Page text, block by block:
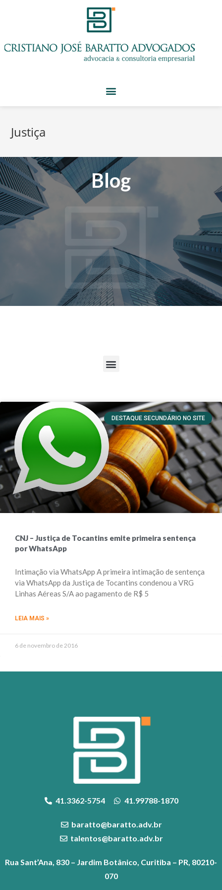
Justiça
Blog
DESTAQUE SECUNDÁRIO NO SITE
CNJ – Justiça de Tocantins emite primeira sentença
por WhatsApp
Intimação via WhatsApp A primeira intimação de sentença
via WhatsApp da Justiça de Tocantins condenou a VRG
Linhas Aéreas S/A ao pagamento de R$ 5
LEIA MAIS »
6 de novembro de 2016
41.3362-5754 41.99788-1870
baratto@baratto.adv.br
talentos@baratto.adv.br
Rua Sant’Ana, 830 – Jardim Botânico, Curitiba – PR, 80210-
070